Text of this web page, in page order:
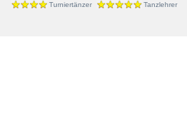
Turniertänzer
Tanzlehrer